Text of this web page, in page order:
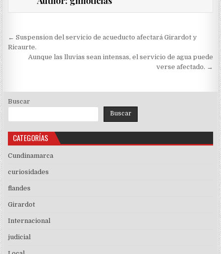
Navegación
de
entradas
← Suspension del servicio de acueducto afectará Girardot y
Ricaurte.
Aunque las lluvias sean intensas, el servicio de agua puede
verse afectado. →
Buscar
Buscar
CATEGORÍAS
Cundinamarca
curiosidades
flandes
Girardot
Internacional
judicial